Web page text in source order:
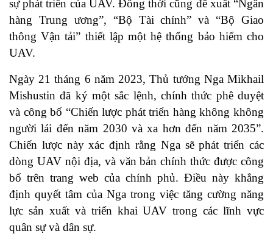
sự phát triển của UAV. Đồng thời cũng đề xuất “Ngân
hàng Trung ương”, “Bộ Tài chính” và “Bộ Giao
thông Vận tải” thiết lập một hệ thống bảo hiểm cho
UAV.
Ngày 21 tháng 6 năm 2023, Thủ tướng Nga Mikhail
Mishustin đã ký một sắc lệnh, chính thức phê duyệt
và công bố “Chiến lược phát triển hàng không không
người lái đến năm 2030 và xa hơn đến năm 2035”.
Chiến lược này xác định rằng Nga sẽ phát triển các
dòng UAV nội địa, và văn bản chính thức được công
bố trên trang web của chính phủ. Điều này khẳng
định quyết tâm của Nga trong việc tăng cường năng
lực sản xuất và triển khai UAV trong các lĩnh vực
quân sự và dân sự.